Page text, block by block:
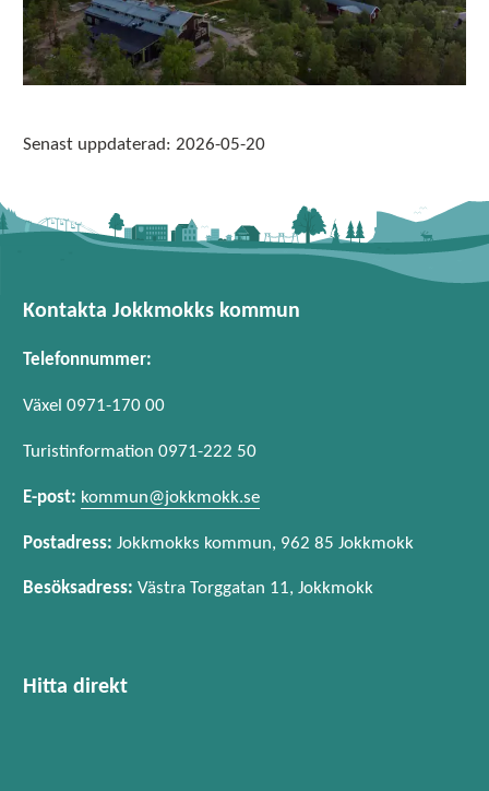
Senast uppdaterad: 2026-05-20
Kontakta Jokkmokks kommun
Telefonnummer:
Växel 0971-170 00
Turistinformation 0971-222 50
E-post: kommun@jokkmokk.se
Postadress: Jokkmokks kommun, 962 85 Jokkmokk
Besöksadress: Västra Torggatan 11, Jokkmokk
Hitta direkt